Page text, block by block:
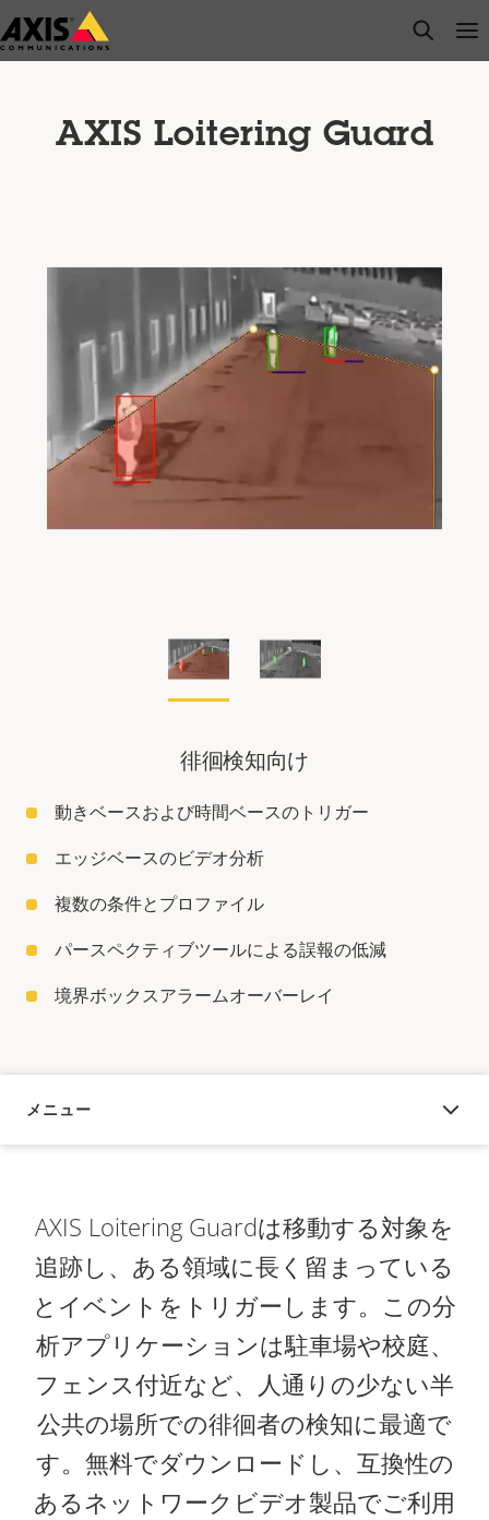
メ
イ
open
AXIS Loitering Guard
徘徊検知向け
動きベースおよび時間ベースのトリガー
エッジベースのビデオ分析
複数の条件とプロファイル
パースペクティブツールによる誤報の低減
境界ボックスアラームオーバーレイ
メニュー
概要
AXIS Loitering Guardは移動する対象を
追跡し、ある領域に長く留まっている
とイベントをトリガーします。この分
析アプリケーションは駐車場や校庭、
フェンス付近など、人通りの少ない半
公共の場所での徘徊者の検知に最適で
す。無料でダウンロードし、互換性の
あるネットワークビデオ製品でご利用